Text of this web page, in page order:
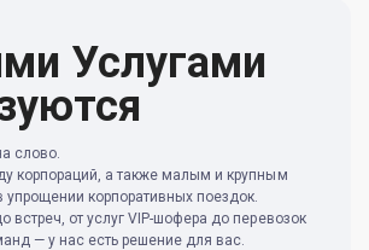
Услугами
слово.
корпораций, а также малым и крупным
упрощении корпоративных поездок.
встреч, от услуг VIP-шофера до перевозок
— у нас есть решение для вас.